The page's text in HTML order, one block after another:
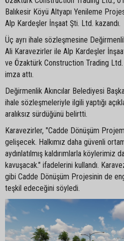
Balıkesir Köyü Altyapı Yenileme
Alp Kardeşler İnşaat Şti. Ltd. kazandı.
Üç ayrı ihale sözleşmesine
Ali Karavezirler ile Alp Kardeşler
ve Özaktürk Construction Trading
imza attı.
Değirmenlik Akıncılar Belediyesi
ihale sözleşmeleriyle ilgili yaptığı
aralıksız sürdüğünü belirtti.
Karavezirler, "Cadde Dönüşüm
gelişecek. Halkımız daha güvenli
aydınlatılmış kaldırımlarla köylerimiz
kavuşacak." ifadelerini kullandı.
gibi Cadde Dönüşüm Projesinin de
teşkil edeceğini söyledi.